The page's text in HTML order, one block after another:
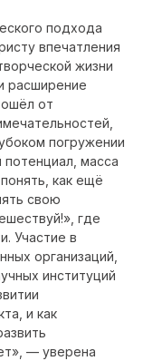
подхода
впечатления
жизни
расширение
от
погружении
потенциал, масса
как ещё
свою
где
Участие в
организаций,
институций
и как
— уверена